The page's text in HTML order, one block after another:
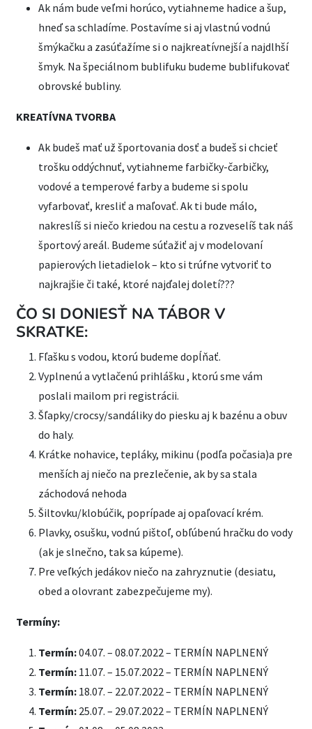
Ak nám bude veľmi horúco, vytiahneme hadice a šup,
hneď sa schladíme. Postavíme si aj vlastnú vodnú
šmýkačku a zasúťažíme si o najkreatívnejší a najdlhší
šmyk. Na špeciálnom bublifuku budeme bublifukovať
obrovské bubliny.
KREATÍVNA TVORBA
Ak budeš mať už športovania dosť a budeš si chcieť
trošku oddýchnuť, vytiahneme farbičky-čarbičky,
vodové a temperové farby a budeme si spolu
vyfarbovať, kresliť a maľovať. Ak ti bude málo,
nakreslíš si niečo kriedou na cestu a rozveselíš tak náš
športový areál. Budeme súťažiť aj v modelovaní
papierových lietadielok – kto si trúfne vytvoriť to
najkrajšie či také, ktoré najďalej doletí???
ČO SI DONIESŤ NA TÁBOR V
SKRATKE:
Fľašku s vodou, ktorú budeme dopĺňať.
Vyplnenú a vytlačenú prihlášku , ktorú sme vám
poslali mailom pri registrácii.
Šľapky/crocsy/sandáliky do piesku aj k bazénu a obuv
do haly.
Krátke nohavice, tepláky, mikinu (podľa počasia)a pre
menších aj niečo na prezlečenie, ak by sa stala
záchodová nehoda
Šiltovku/klobúčik, poprípade aj opaľovací krém.
Plavky, osušku, vodnú pištoľ, obľúbenú hračku do vody
(ak je slnečno, tak sa kúpeme).
Pre veľkých jedákov niečo na zahryznutie (desiatu,
obed a olovrant zabezpečujeme my).
Termíny:
Termín:04.07. – 08.07.2022 – TERMÍN NAPLNENÝ
Termín: 11.07. – 15.07.2022 – TERMÍN NAPLNENÝ
Termín: 18.07. – 22.07.2022 – TERMÍN NAPLNENÝ
Termín: 25.07. – 29.07.2022 – TERMÍN NAPLNENÝ